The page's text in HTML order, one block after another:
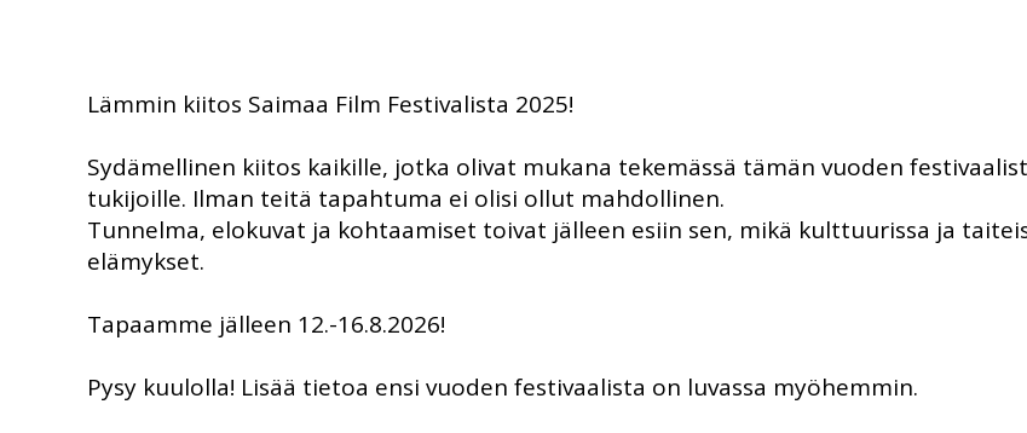
Lämmin kiitos Saimaa Film Festivalista 2025!
Sydämellinen kiitos kaikille, jotka olivat mukana tekemässä tämän vuoden
tukijoille. Ilman teitä tapahtuma ei olisi ollut mahdollinen.
Tunnelma, elokuvat ja kohtaamiset toivat jälleen esiin sen, mikä kulttuurissa ja
elämykset.
Tapaamme jälleen 12.-16.8.2026!
Pysy kuulolla! Lisää tietoa ensi vuoden festivaalista on luvassa myöhemmin.